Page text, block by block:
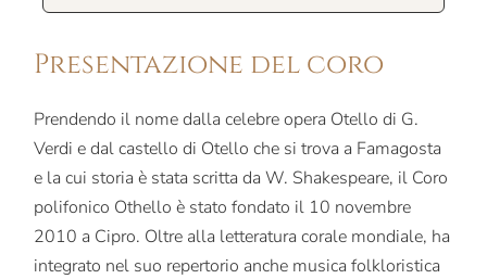
Presentazione del coro
Prendendo il nome dalla celebre opera Otello di G.
Verdi e dal castello di Otello che si trova a Famagosta
e la cui storia è stata scritta da W. Shakespeare, il Coro
polifonico Othello è stato fondato il 10 novembre
2010 a Cipro. Oltre alla letteratura corale mondiale, ha
integrato nel suo repertorio anche musica folkloristica